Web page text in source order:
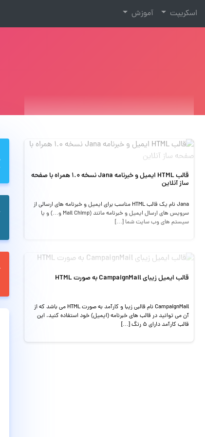
اسکریپت آموزش
قالب HTML ایمیل و خبرنامه Jana نسخه 1.0 همراه با صفحه
ساز آنلاین
Jana نام یک قالب HTML مناسب برای ایمیل و خبرنامه های ارسالی از
سرویس های ارسال ایمیل و خبرنامه مانند (Mail Chimp و…) و یا
سیستم های وب سایت شما […]
قالب ایمیل زیبای CampaignMail به صورت HTML
CampaignMail نام قالبی زیبا و کارآمد به صورت HTML می باشد که از
آن می توانید در قالب های خبرنامه (ایمیل) خود استفاده کنید. این
قالب کارآمد دارای 5 رنگ […]